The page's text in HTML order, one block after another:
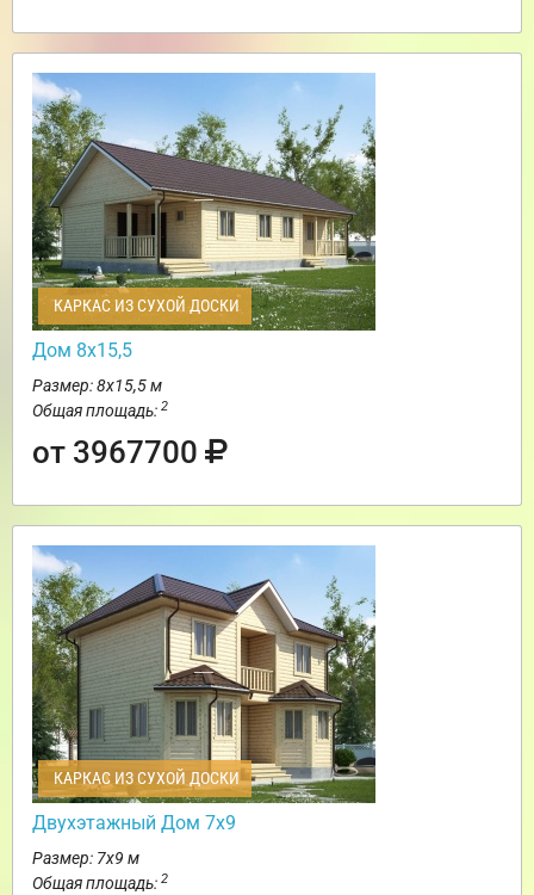
КАРКАС ИЗ СУХОЙ ДОСКИ
Дом 8х15,5
Размер: 8х15,5 м
Общая площадь: 2
от 3967700
КАРКАС ИЗ СУХОЙ ДОСКИ
Двухэтажный Дом 7х9
Размер: 7х9 м
Общая площадь: 2